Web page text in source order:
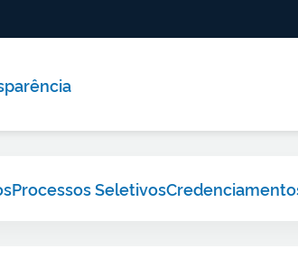
Processos Seletivos